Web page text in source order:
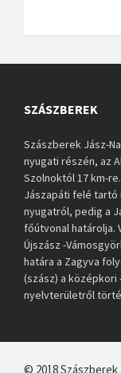
SZÁSZBEREK
Szászberek Jász-
nyugati részén, az
Szolnoktól 17 km-
Jászapáti felé tartó
nyugatról, pedig a
főútvonal határolja.
Újszász -
határa a Zagyva
(szász) a
nyelvterületről
© 2018